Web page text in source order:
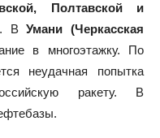
Полтавской и
. ВУмани (Черкасская
в многоэтажку. По
неудачная попытка
ракету. В